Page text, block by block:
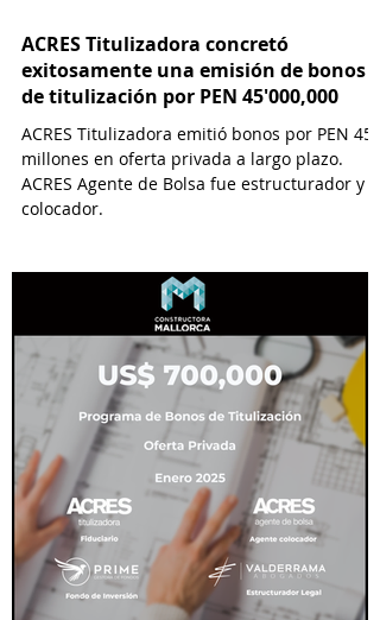
ACRES Titulizadora concretó
exitosamente una emisión de bonos
de titulización por PEN 45'000,000
ACRES Titulizadora emitió bonos por PEN 45
millones en oferta privada a largo plazo.
ACRES Agente de Bolsa fue estructurador y
colocador.